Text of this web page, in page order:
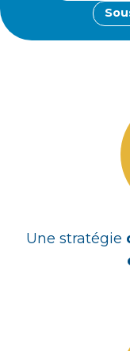
Une stratégie